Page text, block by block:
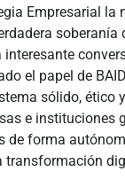
Empresarial la
soberanía
interesante
el papel de
sólido, ético
e instituciones
de forma
transformación